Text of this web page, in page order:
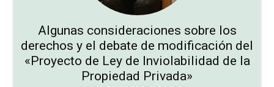
Algunas consideraciones sobre los
derechos y el debate de modificación del
«Proyecto de Ley de Inviolabilidad de la
Propiedad Privada»